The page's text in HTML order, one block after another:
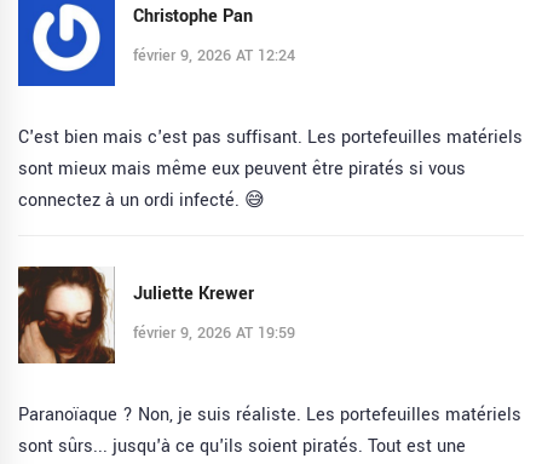
Christophe Pan
février 9, 2026 AT 12:24
C'est bien mais c'est pas suffisant. Les portefeuilles matériels
sont mieux mais même eux peuvent être piratés si vous
connectez à un ordi infecté. 😅
Juliette Krewer
février 9, 2026 AT 19:59
Paranoïaque ? Non, je suis réaliste. Les portefeuilles matériels
sont sûrs... jusqu'à ce qu'ils soient piratés. Tout est une